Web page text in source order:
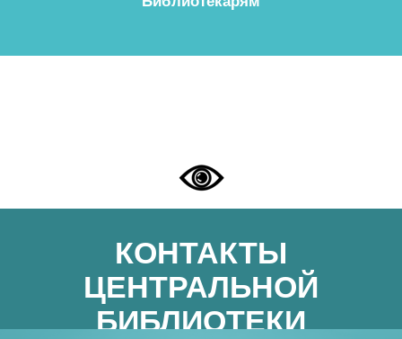
КОНТАКТЫ
ЦЕНТРАЛЬНОЙ
БИБЛИОТЕКИ